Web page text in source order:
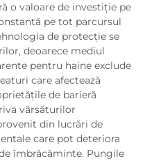
o valoare de investiție pe
pe tot parcursul
de protecție se
deoarece mediul
pentru haine exclude
care afectează
de barieră
vărsăturilor
din lucrări de
care pot deteriora
îmbrăcăminte. Pungile